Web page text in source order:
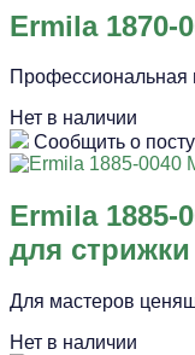
Ermila 1870-
Профессиональная
Нет в наличии
Сообщить о
Ermila 1885-
для стрижки
Для мастеров
Нет в наличии